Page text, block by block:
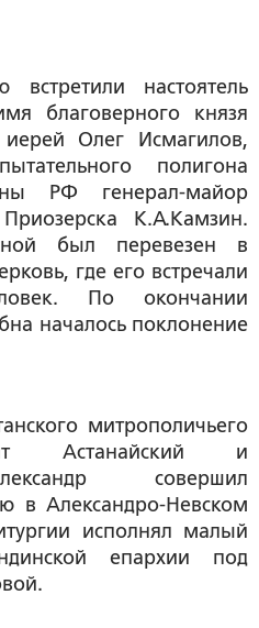
настоятель
благоверного князя
иерей Олег Исмагилов,
полигона
РФ генерал-майор
К.А.Камзин.
был перевезен в
где его встречали
По окончании
началось поклонение
митрополичьего
Астанайский и
совершил
в Александро-Невском
исполнял малый
епархии под